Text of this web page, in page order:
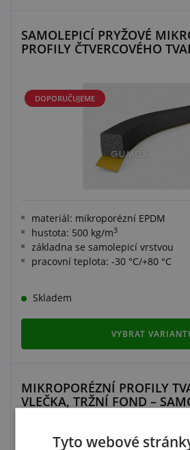
SAMOLEPICÍ PRYŽOVÉ
PROFILY ČTVERCOVÉHO
DOPORUČUJEME
materiál: mikroporézní EPDM
hustota: 500 kg/m3
základna se samolepicí vrstvou
pracovní teplota: -30 °C/+80 °C
Skladem
VYBRAT
MIKROPORÉZNÍ PROFILY
VLEČKA, TRŽNÍ FOND –
Tyto webové